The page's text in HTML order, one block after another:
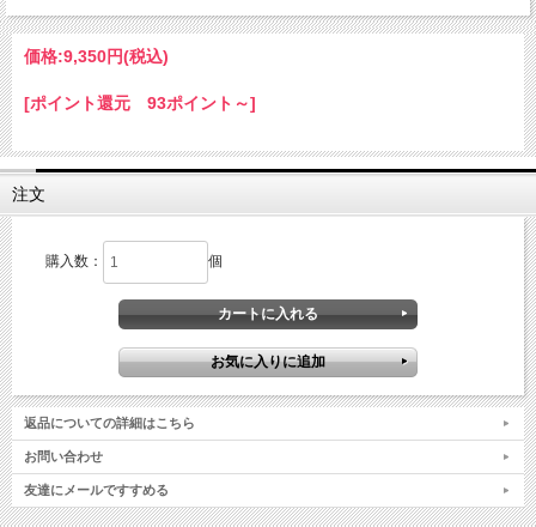
価格:9,350円(税込)
[ポイント還元 93ポイント～]
注文
購入数： 個
返品についての詳細はこちら
お問い合わせ
友達にメールですすめる